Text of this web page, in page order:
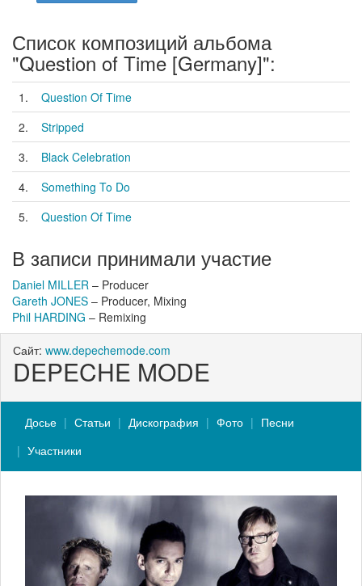
Список композиций альбома
"Question of Time [Germany]":
1.
Question Of Time
2.
Stripped
3.
Black Celebration
4.
Something To Do
5.
Question Of Time
В записи принимали участие
Daniel MILLER – Producer
Gareth JONES – Producer, Mixing
Phil HARDING – Remixing
Сайт: www.depechemode.com
DEPECHE MODE
Досье Статьи Дискография Фото
Песни
Участники